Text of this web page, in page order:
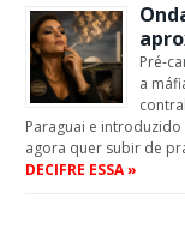
Pré-
a
Paraguai e
agora quer subir de
DECIFRE ESSA »